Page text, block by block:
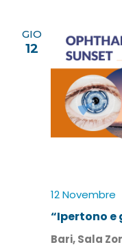
GIO
12
12 Novembre
“Ipertono e
Bari, Sala